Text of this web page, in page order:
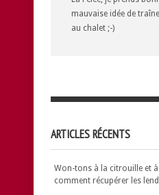
mauvaise idée de
au chalet ;-)
ARTICLES RÉCENTS
Won-tons à la citrouille et
comment récupérer les